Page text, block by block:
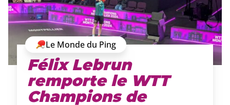
Le Monde du Ping
Félix Lebrun
remporte le WTT
Champions de